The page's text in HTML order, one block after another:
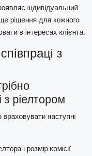
індивідуальний
рішення для кожного
в інтересах клієнта.
з
з ріелтором
враховувати наступні
і розмір комісії